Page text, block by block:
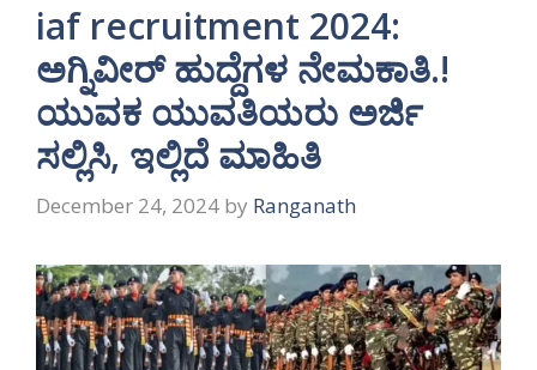
iaf recruitment 2024:
ಅಗ್ನಿವೀರ್ ಹುದ್ದೆಗಳ ನೇಮಕಾತಿ.!
ಯುವಕ ಯುವತಿಯರು ಅರ್ಜಿ
ಸಲ್ಲಿಸಿ, ಇಲ್ಲಿದೆ ಮಾಹಿತಿ
December 24, 2024 by Ranganath